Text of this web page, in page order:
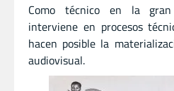
Como técnico en la
interviene en procesos
hacen posible la
audiovisual.